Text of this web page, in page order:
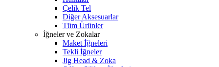
Çelik Tel
Diğer Aksesuarlar
Tüm Ürünler
İğneler ve Zokalar
Maket İğneleri
Tekli İğneler
Jig Head & Zoka